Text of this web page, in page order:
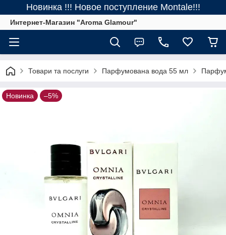
Новинка !!! Новое поступление Montale!!!
Интернет-Магазин "Aroma Glamour"
Товари та послуги Парфумована вода 55 мл
Новинка –5%